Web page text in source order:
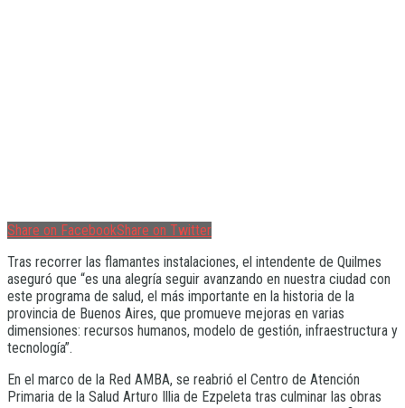
Share on FacebookShare on Twitter
Tras recorrer las flamantes instalaciones, el intendente de Quilmes
aseguró que “es una alegría seguir avanzando en nuestra ciudad con
este programa de salud, el más importante en la historia de la
provincia de Buenos Aires, que promueve mejoras en varias
dimensiones: recursos humanos, modelo de gestión, infraestructura y
tecnología”.
En el marco de la Red AMBA, se reabrió el Centro de Atención
Primaria de la Salud Arturo Illia de Ezpeleta tras culminar las obras